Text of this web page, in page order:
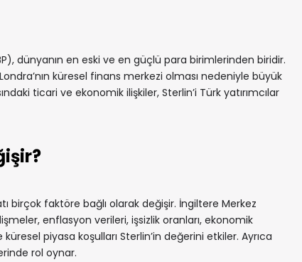
dünyanın en eski ve en güçlü para birimlerinden biridir.
küresel finans merkezi olması nedeniyle büyük
ticari ve ekonomik ilişkiler, Sterlin’i Türk yatırımcılar
birçok faktöre bağlı olarak değişir. İngiltere Merkez
enflasyon verileri, işsizlik oranları, ekonomik
piyasa koşulları Sterlin’in değerini etkiler. Ayrıca
rol oynar.